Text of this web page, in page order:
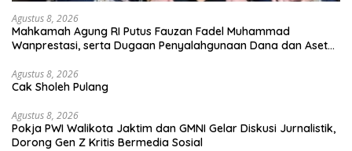
Agustus 8, 2026
Mahkamah Agung RI Putus Fauzan Fadel Muhammad
Wanprestasi, serta Dugaan Penyalahgunaan Dana dan Aset
Agustus 8, 2026
Cak Sholeh Pulang
Agustus 8, 2026
Pokja PWI Walikota Jaktim dan GMNI Gelar Diskusi Jurnalistik,
Dorong Gen Z Kritis Bermedia Sosial